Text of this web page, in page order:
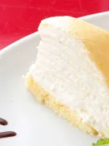
テクノロジー・ガ
映像・映画
ビジネス・起業
まちづくり・地域活